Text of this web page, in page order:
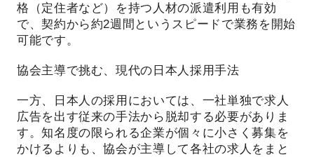
格（定住者など）を持つ人材の派遣利用も有効
で、契約から約2週間というスピードで業務を開始
可能です。
協会主導で挑む、現代の日本人採用手法
一方、日本人の採用においては、一社単独で求人
広告を出す従来の手法から脱却する必要がありま
す。知名度の限られる企業が個々に小さく募集を
かけるよりも、協会が主導して各社の求人をまと